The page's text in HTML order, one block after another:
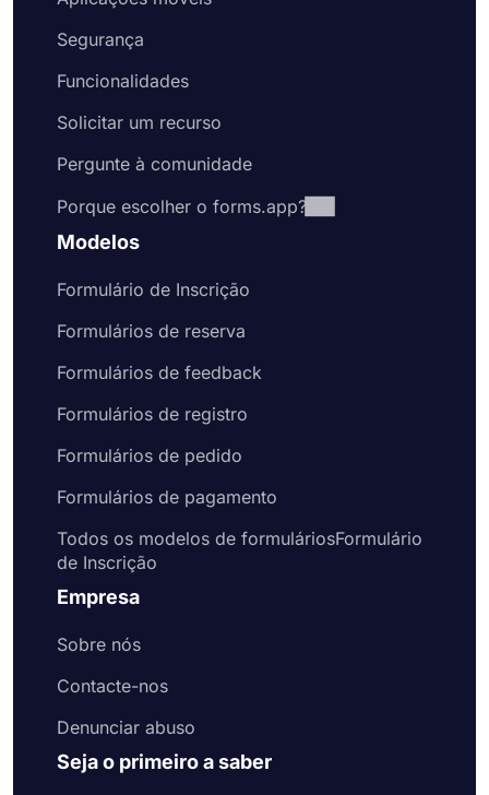
Segurança
Funcionalidades
Solicitar um recurso
Pergunte à comunidade
Porque escolher o forms.app?
Modelos
Formulário de Inscrição
Formulários de reserva
Formulários de feedback
Formulários de registro
Formulários de pedido
Formulários de pagamento
Todos os modelos de formuláriosFormulário
de Inscrição
Empresa
Sobre nós
Contacte-nos
Denunciar abuso
Seja o primeiro a saber